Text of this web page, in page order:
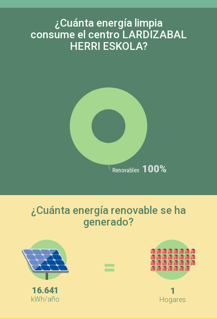
¿Cuánta energía limpia
consume el centro LARDIZABAL
HERRI ESKOLA?
Renovables 100%
¿Cuánta energía renovable se ha
generado?
16.641
kWh/año
1
Hogares